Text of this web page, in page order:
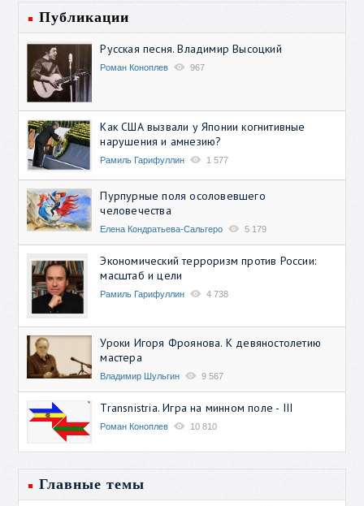
Публикации
Русская песня. Владимир Высоцкий
Роман Коноплев 967
Как США вызвали у Японии когнитивные
нарушения и амнезию?
Рамиль Гарифуллин 1 577
Пурпурные поля осоловевшего
человечества
Елена Кондратьева-Сальгеро 5 179
Экономический терроризм против России:
масштаб и цели
Рамиль Гарифуллин 4 738
Уроки Игоря Фроянова. К девяностолетию
мастера
Владимир Шульгин 9 567
Transnistria. Игра на минном поле - III
Роман Коноплев 10 810
Главные темы